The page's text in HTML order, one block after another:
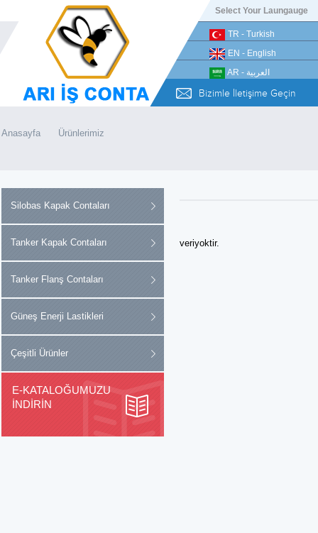
Select Your Laungauge
TR - Turkish
EN - English
AR - العربية
Bizimle İletişime Geçin
Anasayfa Ürünlerimiz
Silobas Kapak Contaları
Tanker Kapak Contaları
Tanker Flanş Contaları
Güneş Enerji Lastikleri
Çeşitli Ürünler
E-KATALOĞUMUZU
İNDİRİN
veriyoktir.